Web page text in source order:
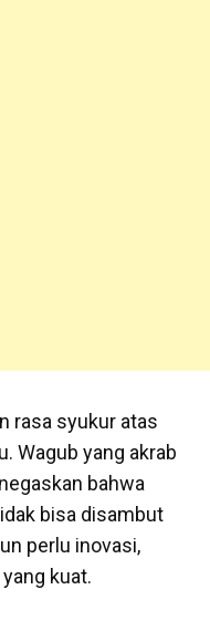
rasa syukur atas
Wagub yang akrab
bahwa
bisa disambut
perlu inovasi,
kuat.